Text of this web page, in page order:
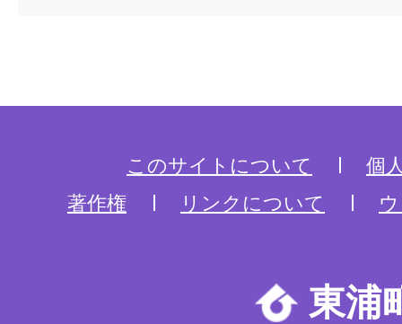
このサイトについて
個
著作権
リンクについて
東浦